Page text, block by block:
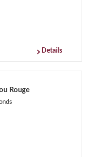
Details
Rouge